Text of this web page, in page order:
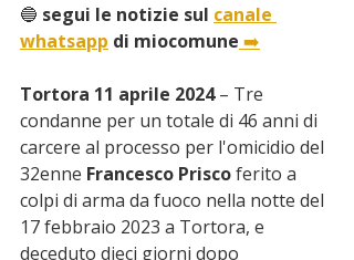
🔵 segui le notizie sul canale
whatsapp di miocomune ➡️
Tortora 11 aprile 2024 – Tre
condanne per un totale di 46 anni di
carcere al processo per l'omicidio del
32enne Francesco Prisco ferito a
colpi di arma da fuoco nella notte del
17 febbraio 2023 a Tortora, e
deceduto dieci giorni dopo